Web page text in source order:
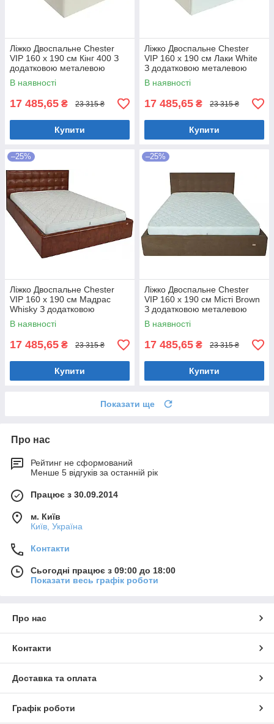
Ліжко Двоспальне Chester
VIP 160 х 190 см Кінг 400 З
додатковою металевою
цільнозварною рамою C1
Білий
В наявності
17 485,65 ₴ 23 315 ₴
Купити
Ліжко Двоспальне Chester
VIP 160 х 190 см Лаки White
З додатковою металевою
цільнозварною рамою Білий
В наявності
17 485,65 ₴ 23 315 ₴
Купити
–25%
Ліжко Двоспальне Chester
VIP 160 х 190 см Мадрас
Whisky З додатковою
металевою цільнозварною
рамою Коричневий
В наявності
17 485,65 ₴ 23 315 ₴
Купити
–25%
Ліжко Двоспальне Chester
VIP 160 х 190 см Місті Brown
З додатковою металевою
цільнозварною рамою
Коричневий
В наявності
17 485,65 ₴ 23 315 ₴
Купити
Показати ще
Про нас
Рейтинг не сформований
Менше 5 відгуків за останній рік
Працює з 30.09.2014
м. Київ
Київ, Україна
Контакти
Сьогодні працює з 09:00 до 18:00
Показати весь графік роботи
Про нас
Контакти
Доставка та оплата
Графік роботи